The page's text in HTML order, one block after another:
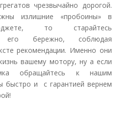
чрезвычайно дорогой.
излишние «пробоины» в
то старайтесь
его бережно, соблюдая
рекомендации. Именно они
вашему мотору, ну а если
обращайтесь к нашим
быстро и с гарантией вернем